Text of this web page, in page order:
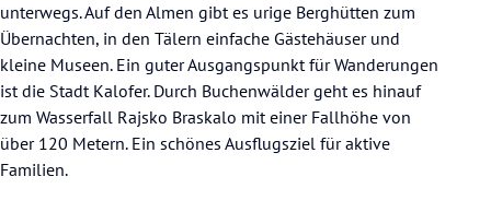
unterwegs. Auf den Almen gibt es urige Berghütten zum
Übernachten, in den Tälern einfache Gästehäuser und
kleine Museen. Ein guter Ausgangspunkt für Wanderungen
ist die Stadt Kalofer. Durch Buchenwälder geht es hinauf
zum Wasserfall Rajsko Braskalo mit einer Fallhöhe von
über 120 Metern. Ein schönes Ausflugsziel für aktive
Familien.